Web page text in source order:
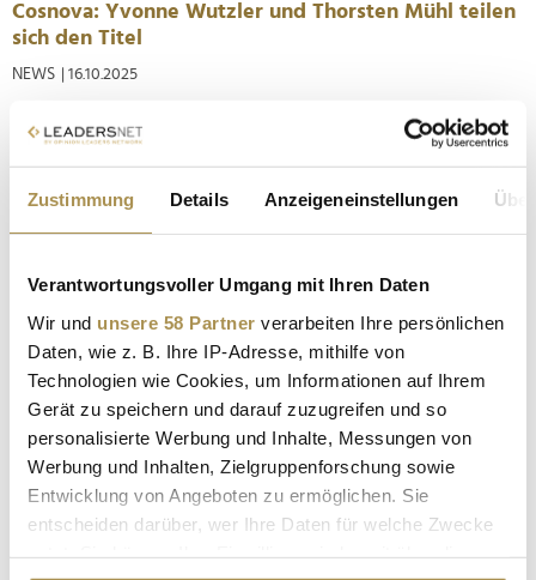
Zustimmung Details Anzeigeneinstellungen
Verantwortungsvoller Umgang mit Ihren Daten
Wir und unsere 58 Partner verarbeiten Ihre persönlichen
Daten, wie z. B. Ihre IP-Adresse, mithilfe von
Technologien wie Cookies, um Informationen auf Ihrem
Gerät zu speichern und darauf zuzugreifen und so
personalisierte Werbung und Inhalte, Messungen von
Werbung und Inhalten, Zielgruppenforschung sowie
Entwicklung von Angeboten zu ermöglichen. Sie
entscheiden darüber, wer Ihre Daten für welche Zwecke
Cosnova: Yvonne Wutzler und Thorsten Mühl teilen
sich den Titel
NEWS | 16.10.2025
Zum zwölften Mal hat die Kür des Chief Marketing Officer of
the Year den Innovation Day in München feierlich
fühlen dürfen, ist dagegen eine Premiere: Für ihre
"CMO of the Year" Award 2025: Diese zehn
Marketing-Chefs stehen im Finale
NEWS | 18.09.2025
Am 14. Oktober 2025 fällt in München die Entscheidung, wer
den prestigeträchtigen Titel "CMO of the Year" erhält.
Deutschlands wichtigste Auszeichnung für die Rolle des
Chief Marketing Officers geht damit in die zwölfte Runde.